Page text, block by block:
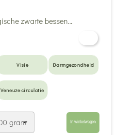
Visie Darmgezondheid
Veneuze circulatie
In winkelwagen